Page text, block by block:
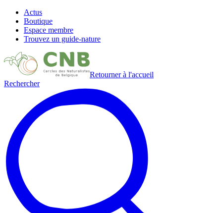
Actus
Boutique
Espace membre
Trouvez un guide-nature
Retourner à l'accueil
Rechercher